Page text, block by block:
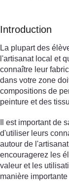
Introduction
La plupart des
l'artisanat local et
connaître leur
dans votre zone
compositions de
peinture et des
Il est important de
d'utiliser leurs
autour de
encouragerez les
valeur et les
manière